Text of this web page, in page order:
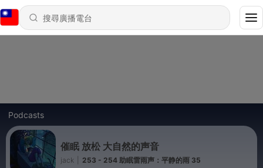
Podcasts
催眠 放松 大自然的声音
jack 253 - 254 助眠雷雨声：平静的雨 35